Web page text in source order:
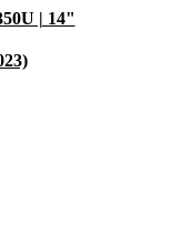
| 14"